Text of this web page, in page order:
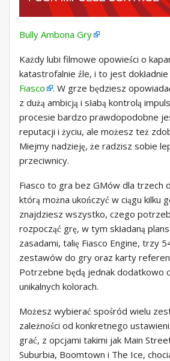
Bully Ambona Gry
Każdy lubi filmowe opowieści o
katastrofalnie źle, i to jest
Fiasco
. W grze będziesz
z dużą ambicją i słabą kontrolą
procesie bardzo prawdopodobne
reputacji i życiu, ale możesz też
Miejmy nadzieję, że radzisz sobie
przeciwnicy.
Fiasco to gra bez GMów dla trzech
którą można ukończyć w ciągu kilku
znajdziesz wszystko, czego
rozpocząć grę, w tym składaną
zasadami, talię Fiasco Engine, trzy
zestawów do gry oraz karty
Potrzebne będą jednak dodatkowo
unikalnych kolorach.
Możesz wybierać spośród wielu
zależności od konkretnego
grać, z opcjami takimi jak Main
Suburbia, Boomtown i The Ice,